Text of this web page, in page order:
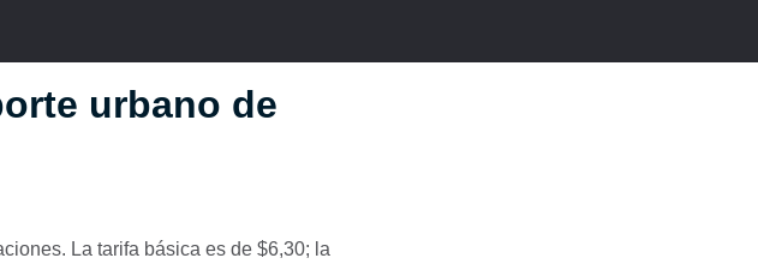
urbano de
La tarifa básica es de $6,30; la